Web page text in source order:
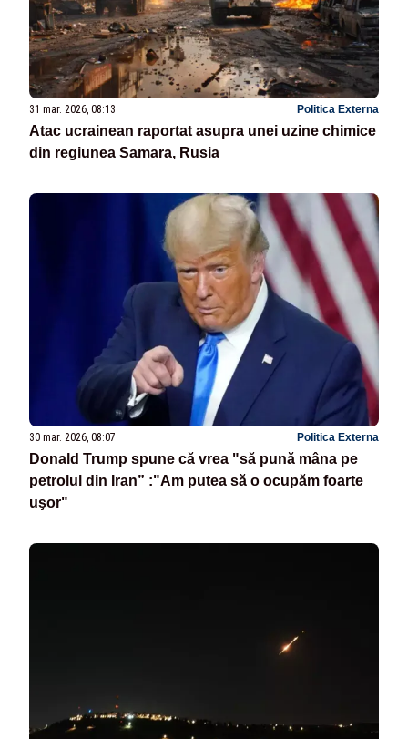
31 mar. 2026, 08:13 Politica Externa
Atac ucrainean raportat asupra unei uzine chimice
din regiunea Samara, Rusia
30 mar. 2026, 08:07 Politica Externa
Donald Trump spune că vrea "să pună mâna pe
petrolul din Iran” :"Am putea să o ocupăm foarte
uşor"